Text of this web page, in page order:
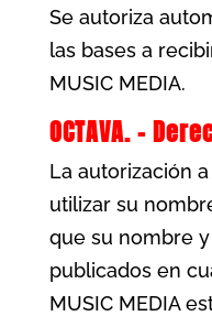
Se autoriza
las bases a
MUSIC MEDIA.
OCTAVA. –
La autorización a
utilizar su
que su nombre
publicados en
MUSIC MEDIA